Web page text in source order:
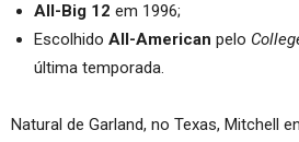
All-Big 12 em 1996;
Escolhido All-American pelo
última temporada.
Natural de Garland, no Texas, Mitchell